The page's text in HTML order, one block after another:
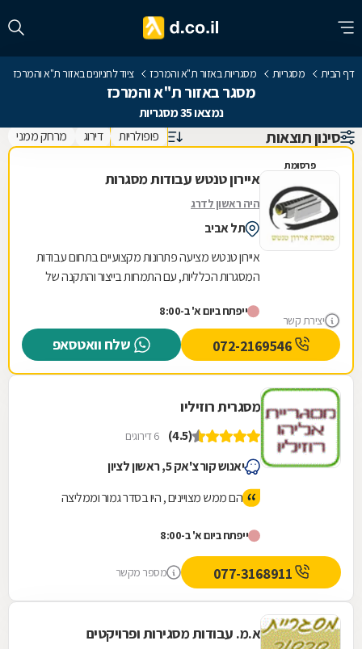
דף הבית מסגריות מסגריות באזור ת"א והמרכז ציוד לחניונים באזור ת"א והמרכז
מסגר באזור ת"א והמרכז
נמצאו 35 מסגריות
סינון תוצאות פופולריות דירוג מרחק ממני
פרסומת
יצירת קשר
איירון טנטש עבודות מסגרות
היה ראשון לדרג
תל אביב
איירון טנטש מציעה פתרונות מקצועיים בתחום עבודות
המסגרות הכלליות, עם התמחות בייצור והתקנה של
מתמחה...
ייפתח ביום א' ב-8:00
שלח וואטסאפ
מסגרית רוזיליו
(4.5) 6 דירוגים
יאנוש קורצ'אק 5, ראשון לציון
הם ממש מצויינים , היו בסדר גמור וממליצה
ייפתח ביום א' ב-8:00
מספר מקשר
א.מ. עבודות מסגירות ופרויקטים